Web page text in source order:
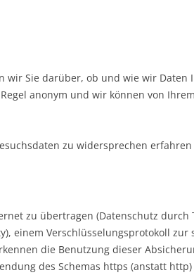
Sie darüber, ob und wie wir Daten
anonym und wir können von
zu widersprechen
zu übertragen (Datenschutz durch
einem Verschlüsselungsprotokoll
die Benutzung dieser
des Schemas https (anstatt